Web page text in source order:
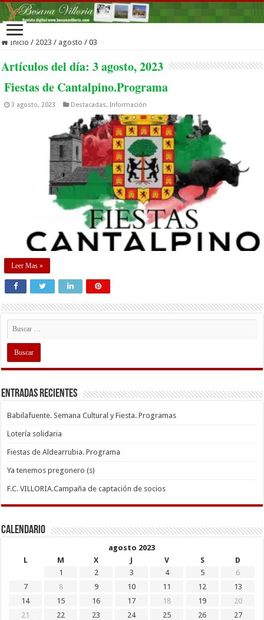
Inicio / 2023 / agosto / 03
Artículos del día:3 agosto, 2023
Fiestas de Cantalpino.Programa
3 agosto, 2023 Destacadas,Información
Leer Mas »
Entradas recientes
Babilafuente. Semana Cultural y Fiesta. Programas
Lotería solidaria
Fiestas de Aldearrubia. Programa
Ya tenemos pregonero (s)
F.C. VILLORIA.Campaña de captación de socios
Calendario
agosto 2023
L
M X J V S
D
1
2 3 4 5
6
7
8 9 10 11 12
13
14
15 16 17 18 19
20
21
22 23 24 25 26
27